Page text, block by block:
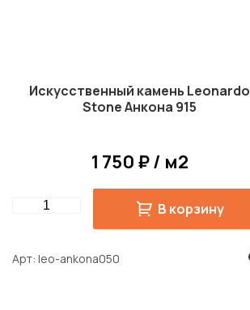
Искусственный камень Leonardo
Stone Анкона 915
1 750 ₽ / м2
Quantity В корзину
Арт leo-ankona050